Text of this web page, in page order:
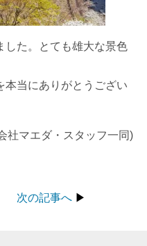
した。とても雄大な景色
本当にありがとうござい
社マエダ・スタッフ一同)
次の記事へ ▶